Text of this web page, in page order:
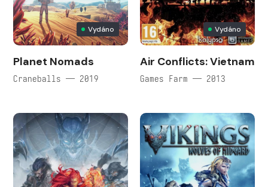
Vydáno
Planet Nomads
Craneballs — 2019
Vydáno
Air Conflicts: Vietnam
Games Farm — 2013